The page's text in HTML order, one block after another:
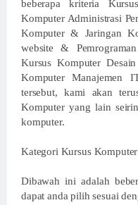
beberapa kriteria
Komputer Administrasi
Komputer & Jaringan
website &
Kursus Komputer
Komputer Manajemen
tersebut, kami akan
Komputer yang lain
komputer.
Kategori Kursus Komputer
Dibawah ini adalah
dapat anda pilih sesuai